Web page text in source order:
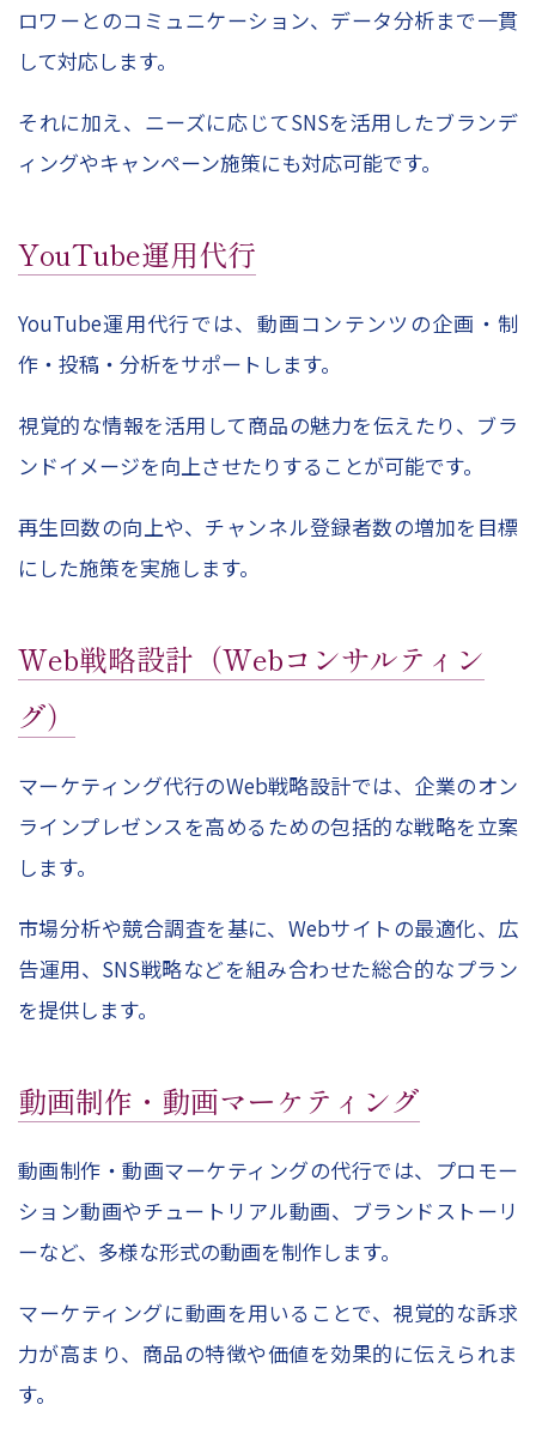
ロワーとのコミュニケーション、データ分析まで一貫
して対応します。
それに加え、ニーズに応じてSNSを活用したブランデ
ィングやキャンペーン施策にも対応可能です。
YouTube運用代行
YouTube運用代行では、動画コンテンツの企画・制
作・投稿・分析をサポートします。
視覚的な情報を活用して商品の魅力を伝えたり、ブラ
ンドイメージを向上させたりすることが可能です。
再生回数の向上や、チャンネル登録者数の増加を目標
にした施策を実施します。
Web戦略設計（Webコンサルティン
グ）
マーケティング代行のWeb戦略設計では、企業のオン
ラインプレゼンスを高めるための包括的な戦略を立案
します。
市場分析や競合調査を基に、 Webサイトの最適化、広
告運用、 SNS戦略などを組み合わせた総合的なプラン
を提供します。
動画制作・動画マーケティング
動画制作・動画マーケティングの代行では、プロモー
ション動画やチュートリアル動画、ブランドストーリ
ーなど、多様な形式の動画を制作します。
マーケティングに動画を用いることで、視覚的な訴求
力が高まり、商品の特徴や価値を効果的に伝えられま
す。